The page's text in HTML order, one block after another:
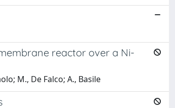
reactor over a Ni-
M., De Falco; A., Basile